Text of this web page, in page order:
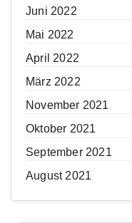
Juni 2022
Mai 2022
April 2022
März 2022
November 2021
Oktober 2021
September 2021
August 2021